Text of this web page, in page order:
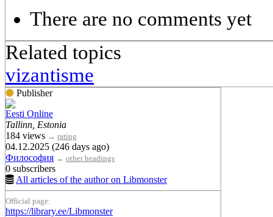
There are no comments yet
Related topics
vizantisme
Publisher
Eesti Online
Tallinn, Estonia
184 views → rating
04.12.2025 (246 days ago)
Философия → other headings
0 subscribers
All articles of the author on Libmonster
Official page:
https://library.ee/Libmonster